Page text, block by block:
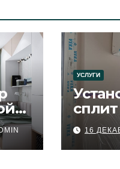
УСЛУГИ
16